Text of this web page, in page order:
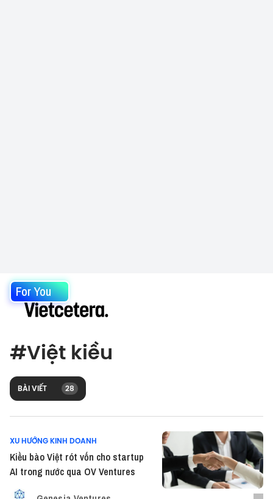
For You
#Việt kiều
BÀI VIẾT 28
XU HƯỚNG KINH DOANH
Kiều bào Việt rót vốn cho startup
AI trong nước qua OV Ventures